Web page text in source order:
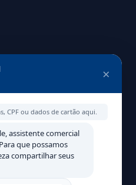
×
CPF ou dados de cartão aqui.
assistente comercial
que possamos
compartilhar seus